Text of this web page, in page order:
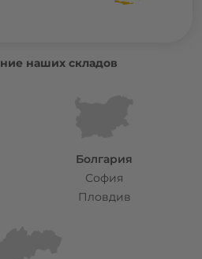
наших складов
Болгария
София
Пловдив